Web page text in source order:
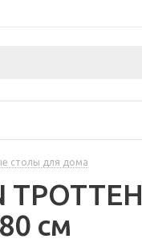
столы для дома
см